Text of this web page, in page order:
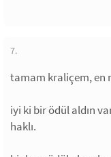
7.
tamam kraliçem, en
iyi ki bir ödül aldın
haklı.